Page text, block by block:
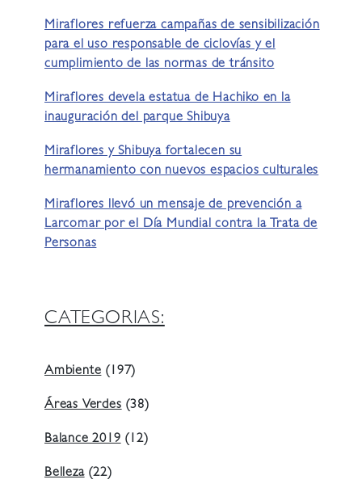
Miraflores refuerza campañas de sensibilización
para el uso responsable de ciclovías y el
cumplimiento de las normas de tránsito
Miraflores devela estatua de Hachiko en la
inauguración del parque Shibuya
Miraflores y Shibuya fortalecen su
hermanamiento con nuevos espacios culturales
Miraflores llevó un mensaje de prevención a
Larcomar por el Día Mundial contra la Trata de
Personas
CATEGORIAS:
Ambiente (197)
Áreas Verdes (38)
Balance 2019 (12)
Belleza(22)